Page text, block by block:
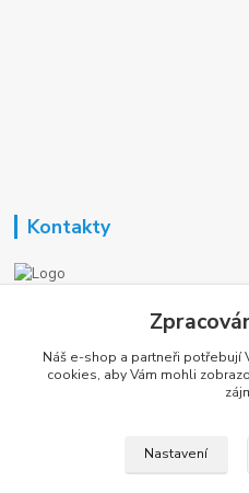
Kontakty
+420 723 362 738
Náš e-shop a partneři potřebují
cookies, aby Vám mohli
Nastavení